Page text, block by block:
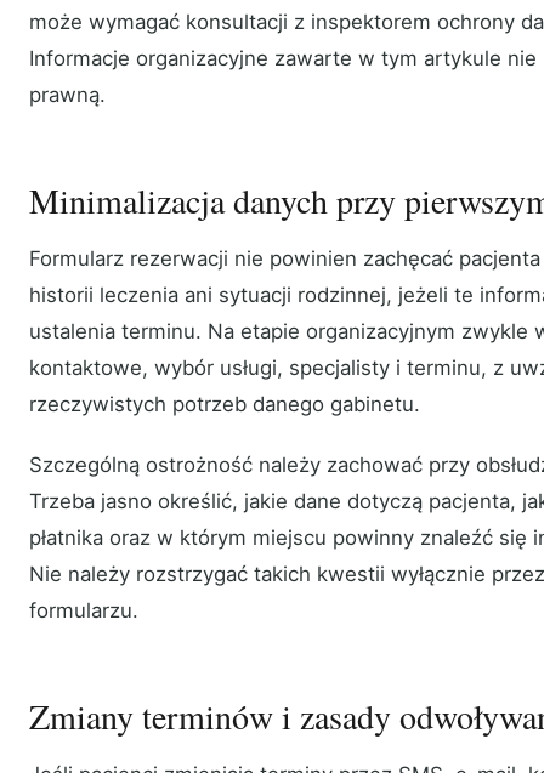
może wymagać konsultacji z inspektorem ochrony
Informacje organizacyjne zawarte w tym artykule nie
prawną.
Minimalizacja danych przy
Formularz rezerwacji nie powinien zachęcać
historii leczenia ani sytuacji rodzinnej, jeżeli te
ustalenia terminu. Na etapie organizacyjnym zwykle
kontaktowe, wybór usługi, specjalisty i terminu, z
rzeczywistych potrzeb danego gabinetu.
Szczególną ostrożność należy zachować przy
Trzeba jasno określić, jakie dane dotyczą pacjenta,
płatnika oraz w którym miejscu powinny znaleźć się
Nie należy rozstrzygać takich kwestii wyłącznie
formularzu.
Zmiany terminów i zasady